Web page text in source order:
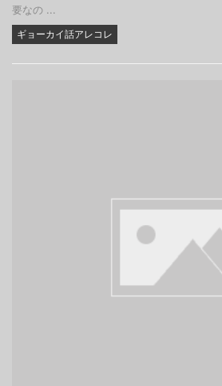
要なの ...
ギョーカイ話アレコレ